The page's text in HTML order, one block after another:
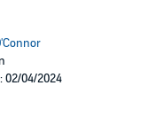
02/04/2024